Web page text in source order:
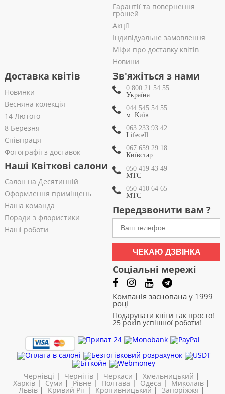
Гарантії та повернення
грошей
Акції
Індивідуальне замовлення
Міфи про доставку квітів
Новини
Доставка квітів
Новинки
Весняна колекція
14 Лютого
8 Березня
Співпраця
Фотографії з доставок
Наші Квіткові салони
Салон на Десятинній
Оформлення приміщень
Наша команда
Поради з флористики
Наші роботи
Зв'яжіться з нами
0 800 21 54 55
Україна
044 545 54 55
м. Київ
063 233 93 42
Lifecell
067 659 29 18
Київстар
050 419 43 49
МТС
050 410 64 65
МТС
Передзвонити вам ?
ЧЕКАЮ ДЗВІНКА
Соціальні мережі
Компанія заснована у 1999
році
Подарувати квіти так просто!
25 років успішної роботи!
Чернівці | Чернігів| Черкаси | Хмельницький |
Харків | Суми | Рівне | Полтава | Одеса | Миколаїв |
Львів| Кривий Ріг|Кропивницький | Запоріжжя |